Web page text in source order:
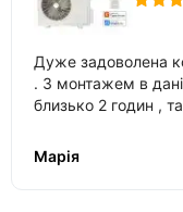
Дуже задоволена
. З монтажем в даній фірмі , встановлення зайняло
близько 2 годин , також допомогли налаштувати
Марія